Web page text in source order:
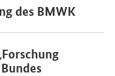
des BMWK